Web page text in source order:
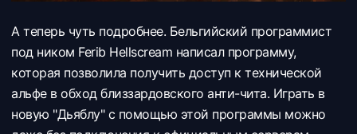
А теперь чуть подробнее. Бельгийский программист
под ником Ferib Hellscream написал программу,
которая позволила получить доступ к технической
альфе в обход близзардовского анти-чита. Играть в
новую "Дьяблу" с помощью этой программы можно